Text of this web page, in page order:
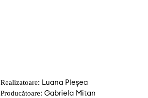
Realizatoare: Luana Pleșea
Producătoare: Gabriela Mitan